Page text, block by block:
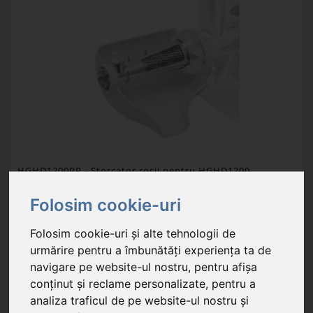
Folosim cookie-uri
Folosim cookie-uri și alte tehnologii de
urmărire pentru a îmbunătăți experiența ta de
navigare pe website-ul nostru, pentru afișa
conținut și reclame personalizate, pentru a
analiza traficul de pe website-ul nostru și
HGHD1200PP- Storcator rosii pentru HGHD1200
În stoc
storcător de roșii pentru produsul HGHD1200
Unitate de ambalare: 1 buc.